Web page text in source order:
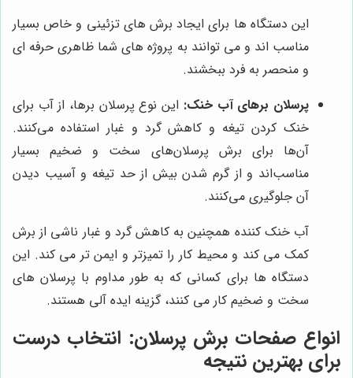
این دستگاه ها برای ایجاد برش های تزئینی و خاص بسیار
مناسب اند و می توانند به پروژه های شما ظاهری حرفه ای
و منحصر به فرد ببخشند.
پرسلان برهای آب خنک: این نوع پرسلان برها، از آب برای
خنک کردن تیغه و کاهش گرد و غبار استفاده می‌کنند.
آن‌ها برای برش پرسلان‌های سخت و ضخیم بسیار
مناسب‌اند و از گرم شدن بیش از حد تیغه و آسیب دیدن
آن جلوگیری می‌کنند.
آب خنک کننده همچنین به کاهش گرد و غبار ناشی از برش
کمک می کند و محیط کار را تمیزتر و ایمن تر می کند. این
دستگاه ها برای کسانی که به طور مداوم با پرسلان های
سخت و ضخیم کار می کنند، گزینه ایده آلی هستند.
انواع صفحات برش پرسلان: انتخاب درست
برای بهترین نتیجه